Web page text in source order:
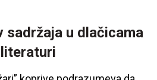
sadržaja u dlačicama